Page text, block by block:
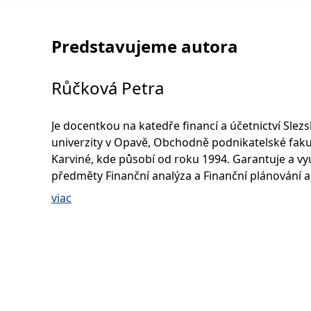
Predstavujeme autora
Růčková Petra
Je docentkou na katedře financí a účetnictví
univerzity v Opavě, Obchodně podnikatelské
Karviné, kde působí od roku 1994. Garantuje a
předměty Finanční analýza a Finanční plánování a
rozpočtování. Rovněž vyučuje předměty Finance a
viac